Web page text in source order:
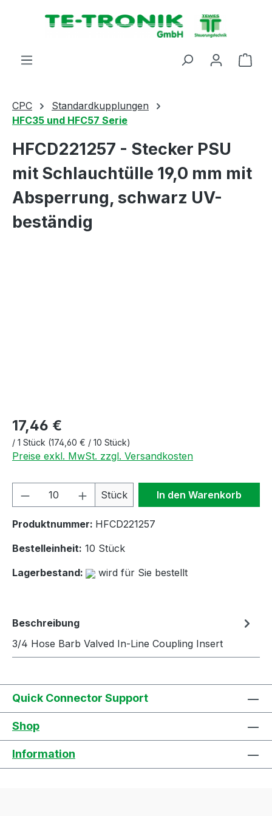
springen
CPC
Standardkupplungen
HFC35 und HFC57 Serie
HFCD221257 - Stecker PSU
mit Schlauchtülle 19,0 mm mit
Absperrung, schwarz UV-
beständig
17,46 €
/ 1 Stück (174,60 € / 10 Stück)
Preise exkl. MwSt. zzgl. Versandkosten
Produkt Anzahl: Gib den
Stück In den Warenkorb
Produktnummer: HFCD221257
Bestelleinheit: 10 Stück
Lagerbestand:
wird für Sie bestellt
Beschreibung
3/4 Hose Barb Valved In-Line Coupling Insert
Quick Connector Support
Shop
Information